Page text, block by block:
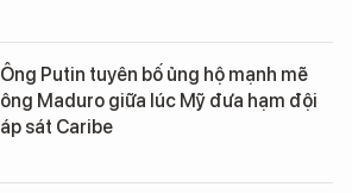
Ông Putin tuyên bố ủng hộ mạnh mẽ
ông Maduro giữa lúc Mỹ đưa hạm đội
áp sát Caribe